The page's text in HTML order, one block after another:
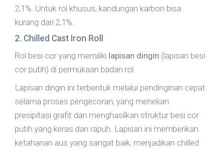
2,1%. Untuk rol khusus, kandungan karbon bisa
kurang dari 2,1%.
2. Chilled Cast Iron Roll
Rol besi cor yang memiliki lapisan dingin (lapisan besi
cor putih) di permukaan badan rol.
Lapisan dingin ini terbentuk melalui pendinginan cepat
selama proses pengecoran, yang menekan
presipitasi grafit dan menghasilkan struktur besi cor
putih yang keras dan rapuh. Lapisan ini memberikan
ketahanan aus yang sangat baik, menjadikan chilled